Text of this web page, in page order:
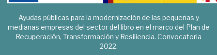
Ayudas públicas para la modernización de las pequeñas y
medianas empresas del sector del libro en el marco del Plan de
Recuperación, Transformación y Resiliencia. Convocatoria
2022.